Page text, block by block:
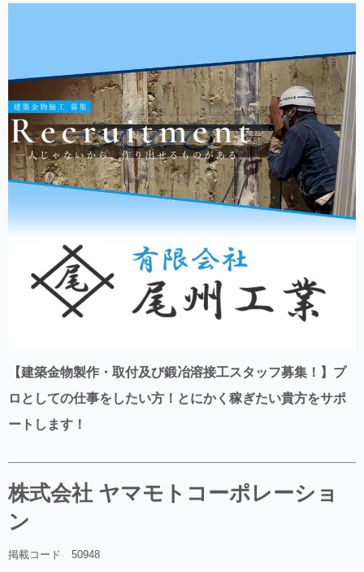
【建築金物製作・取付及び鍛冶溶接工スタッフ募集！】プ
ロとしての仕事をしたい方！とにかく稼ぎたい貴方をサポ
ートします！
株式会社 ヤマモトコーポレーショ
ン
掲載コード 50948